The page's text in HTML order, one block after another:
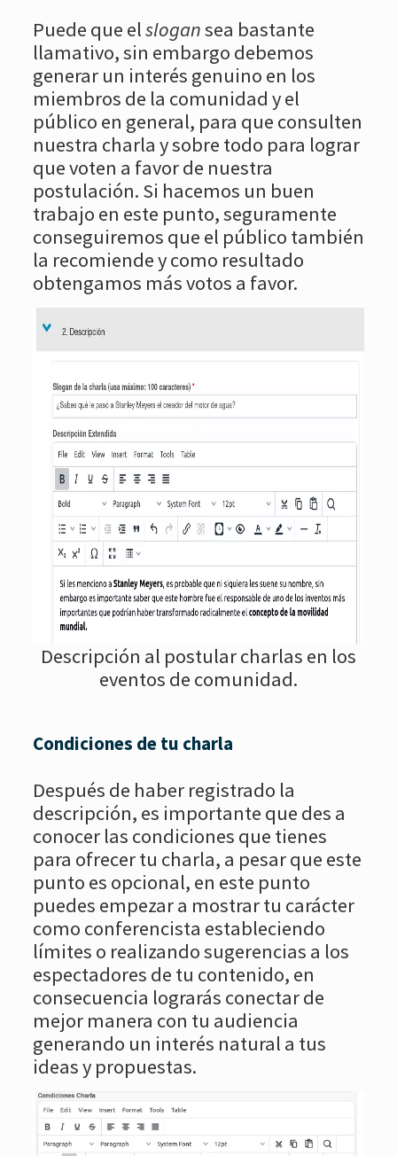
Puede que elslogansea bastante
llamativo, sin embargo debemos
generar un interés genuino en los
miembros de la comunidad y el
público en general, para que consulten
nuestra charla y sobre todo para lograr
que voten a favor de nuestra
postulación. Si hacemos un buen
trabajo en este punto, seguramente
conseguiremos que el público también
la recomiende y como resultado
obtengamos más votos a favor.
Descripción al postular charlas en los
eventos de comunidad.
Condiciones de tu charla
Después de haber registrado la
descripción, es importante que des a
conocer las condiciones que tienes
para ofrecer tu charla, a pesar que este
punto es opcional, en este punto
puedes empezar a mostrar tu carácter
como conferencista estableciendo
límites o realizando sugerencias a los
espectadores de tu contenido, en
consecuencia lograrás conectar de
mejor manera con tu audiencia
generando un interés natural a tus
ideas y propuestas.